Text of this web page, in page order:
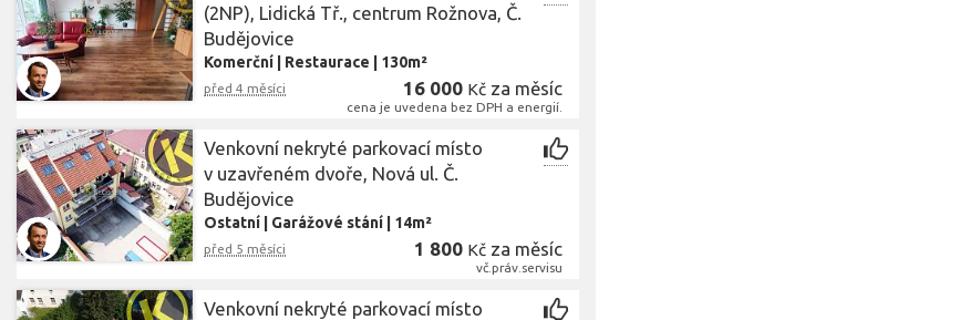
(2NP), Lidická Tř., centrum Rožnova, Č.
Budějovice
Komerční Restaurace 130m²
před 4 měsíci 16 000 Kč za měsíc
cena je uvedena bez DPH a energií.
Venkovní nekryté parkovací místo
v uzavřeném dvoře, Nová ul. Č.
Budějovice
Ostatní Garážové stání 14m²
před 5 měsíci 1 800 Kč za měsíc
vč.práv.servisu
Venkovní nekryté parkovací místo